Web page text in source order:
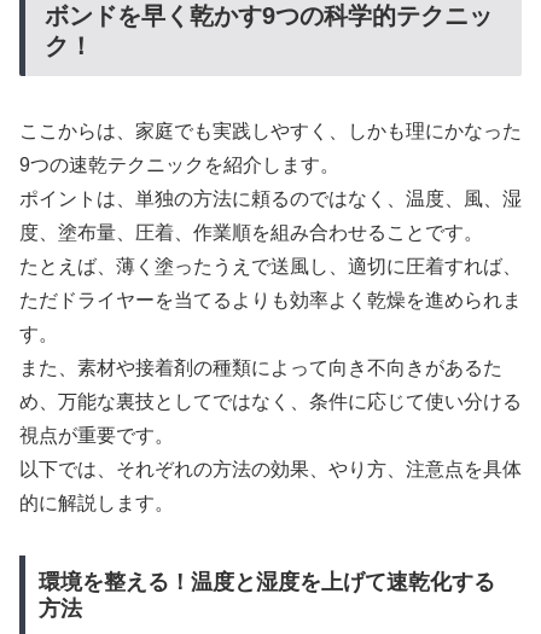
ボンドを早く乾かす9つの科学的テクニッ
ク！
ここからは、家庭でも実践しやすく、しかも理にかなった
9つの速乾テクニックを紹介します。
ポイントは、単独の方法に頼るのではなく、温度、風、湿
度、塗布量、圧着、作業順を組み合わせることです。
たとえば、薄く塗ったうえで送風し、適切に圧着すれば、
ただドライヤーを当てるよりも効率よく乾燥を進められま
す。
また、素材や接着剤の種類によって向き不向きがあるた
め、万能な裏技としてではなく、条件に応じて使い分ける
視点が重要です。
以下では、それぞれの方法の効果、やり方、注意点を具体
的に解説します。
環境を整える！温度と湿度を上げて速乾化する
方法